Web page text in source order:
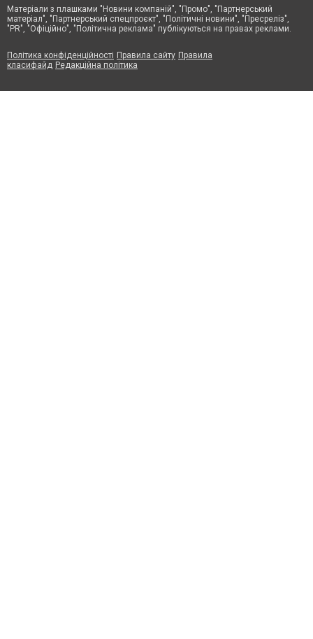
Матеріали з плашками "Новини компаній", "Промо", "Партнерський
матеріал", "Партнерський спецпроєкт", "Політичні новини", "Пресреліз",
"PR", "Офіційно", "Політична реклама" публікуються на правах реклами.
Політика конфіденційності Правила сайту Правила
класифайд Редакційна політика